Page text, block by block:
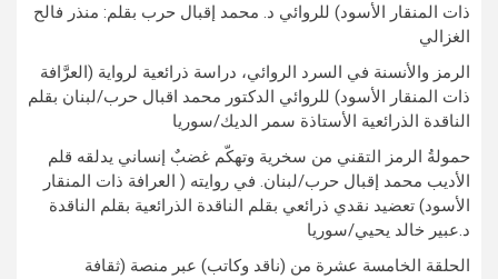
ذات المنقار الأسود) للروائي د. محمد إقبال حرب بقلم: منذر فالح
الغزالي
الرمز والأنسنة في السرد الروائي، دراسة ذرائعية لرواية (العرَّافة
ذات المنقار الأسود) للروائي الدكتور محمد اقبال حرب/لبنان بقلم
الناقدة الذرائعية الأستاذة سمر الديك/سوريا
حمولةُ الرمز التقني من سخرية وتهكّم غضبٌ إنساني يدلقه قلم
الأديب محمد إقبال حرب/لبنان. في روايته ( العرافة ذات المنقار
الأسود) تعضيد نقدي ذرائعي بقلم الناقدة الذرائعية بقلم الناقدة
د.عبير خالد يحيي/سوريا
الحلقة الخامسة عشرة من (ناقد وكاتب) عبر منصة (ثقافة